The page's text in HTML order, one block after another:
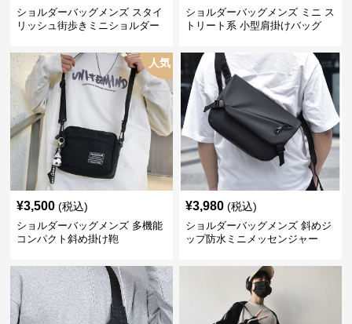
ショルダーバッグメンズ スタイ
リッシュ街歩きミニショルダー
ショルダーバッグメンズ ミニ ス
トリート系 小型肩掛けバッグ
人気
¥3,500 (税込)
ショルダーバッグメンズ 多機能
コンパクト斜め掛け鞄
¥3,980 (税込)
ショルダーバッグメンズ 斜めジ
ップ防水ミニメッセンジャー